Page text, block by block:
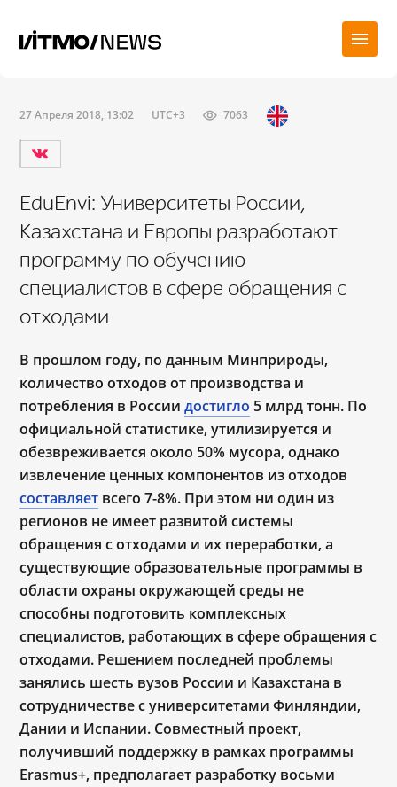
27 Апреля 2018, 13:02 UTC+3 7063
EduEnvi: Университеты России,
Казахстана и Европы разработают
программу по обучению
специалистов в сфере обращения с
отходами
В прошлом году, по данным Минприроды,
количество отходов от производства и
потребления в России достигло 5 млрд тонн. По
официальной статистике, утилизируется и
обезвреживается около 50% мусора, однако
извлечение ценных компонентов из отходов
составляет всего 7-8%. При этом ни один из
регионов не имеет развитой системы
обращения с отходами и их переработки, а
существующие образовательные программы в
области охраны окружающей среды не
способны подготовить комплексных
специалистов, работающих в сфере обращения с
отходами. Решением последней проблемы
занялись шесть вузов России и Казахстана в
сотрудничестве с университетами Финляндии,
Дании и Испании. Совместный проект,
получивший поддержку в рамках программы
Erasmus+, предполагает разработку восьми